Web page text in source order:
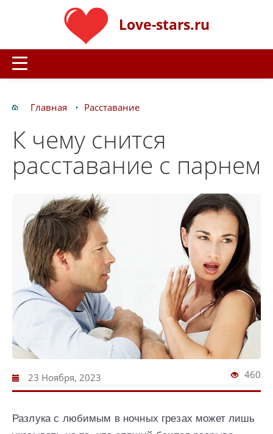
Love-stars.ru
Главная Расставание
К чему снится
расставание с парнем
23 Ноября, 2023 460
Разлука с любимым в ночных грезах может лишь